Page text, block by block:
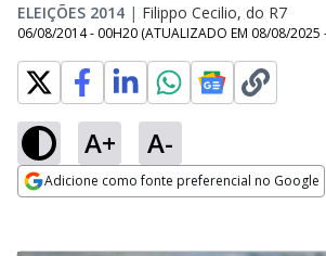
ELEIÇÕES 2014 | Filippo Cecilio, do R7
06/08/2014 - 00H20 (ATUALIZADO EM 08/08/2025
A+ A-
Adicione como fonte preferencial no Google